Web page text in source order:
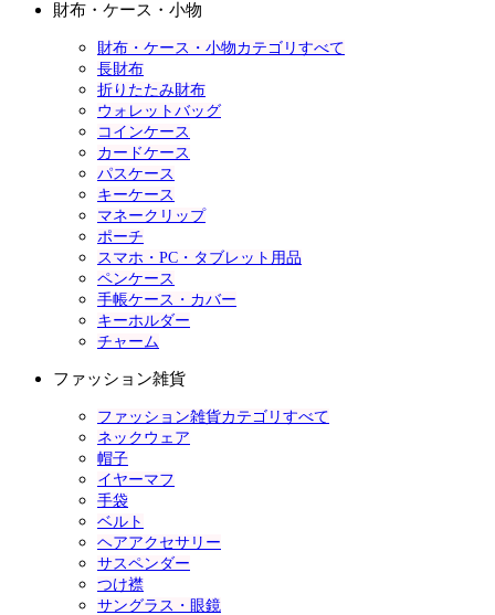
財布・ケース・小物
財布・ケース・小物カテゴリすべて
長財布
折りたたみ財布
ウォレットバッグ
コインケース
カードケース
パスケース
キーケース
マネークリップ
ポーチ
スマホ・PC・タブレット用品
ペンケース
手帳ケース・カバー
キーホルダー
チャーム
ファッション雑貨
ファッション雑貨カテゴリすべて
ネックウェア
帽子
イヤーマフ
手袋
ベルト
ヘアアクセサリー
サスペンダー
つけ襟
サングラス・眼鏡